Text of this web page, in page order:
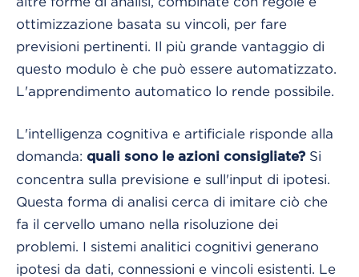
ottimizzazione basata su vincoli, per fare
previsioni pertinenti. Il più grande vantaggio di
questo modulo è che può essere automatizzato.
L'apprendimento automatico lo rende possibile.
L'intelligenza cognitiva e artificiale risponde alla
domanda: quali sono le azioni consigliate? Si
concentra sulla previsione e sull'input di ipotesi.
Questa forma di analisi cerca di imitare ciò che
fa il cervello umano nella risoluzione dei
problemi. I sistemi analitici cognitivi generano
ipotesi da dati, connessioni e vincoli esistenti. Le